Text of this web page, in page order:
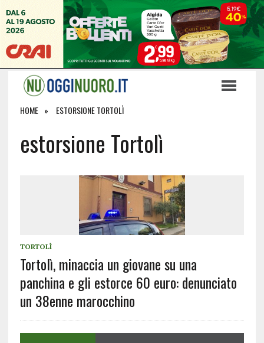
HOME ESTORSIONE TORTOLÌ
estorsione Tortolì
TORTOLÌ
Tortolì, minaccia un giovane su una
panchina e gli estorce 60 euro: denunciato
un 38enne marocchino